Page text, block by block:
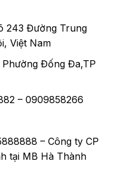
243 Đường Trung
Việt Nam
Phường Đống Đa,TP
– 0909858266
– Công ty CP
tại MB Hà Thành